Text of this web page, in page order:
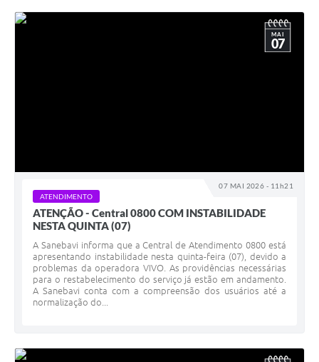
07 MAI 2026 - 11h21
MAI
07
ATENDIMENTO
ATENÇÃO - Central 0800 COM INSTABILIDADE
NESTA QUINTA (07)
A Sanebavi informa que a Central de Atendimento 0800 está
apresentando instabilidade nesta quinta-feira (07), devido a
problemas da operadora VIVO. As providências necessárias
para o restabelecimento do serviço já estão em andamento.
A Sanebavi conta com a compreensão dos usuários até a
normalização do...